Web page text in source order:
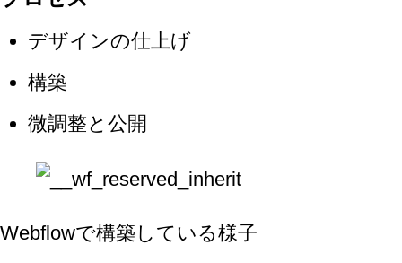
デザインの仕上げ
構築
微調整と公開
Webflowで構築している様子